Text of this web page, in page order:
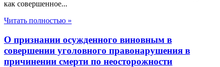
как совершенное...
Читать полностью »
О признании осужденного виновным в
совершении уголовного правонарушения в
причинении смерти по неосторожности